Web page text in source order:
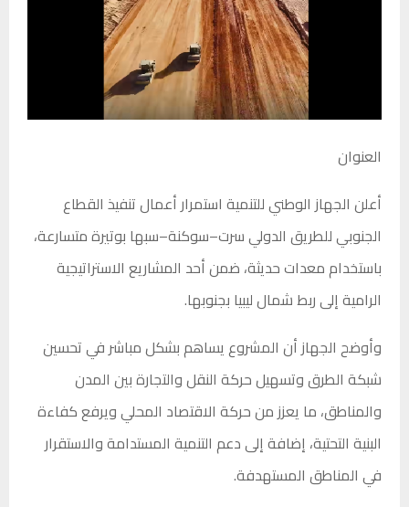
العنوان
أعلن الجهاز الوطني للتنمية استمرار أعمال تنفيذ القطاع
الجنوبي للطريق الدولي سرت–سوكنة–سبها بوتيرة متسارعة،
باستخدام معدات حديثة، ضمن أحد المشاريع الاستراتيجية
الرامية إلى ربط شمال ليبيا بجنوبها.
وأوضح الجهاز أن المشروع يساهم بشكل مباشر في تحسين
شبكة الطرق وتسهيل حركة النقل والتجارة بين المدن
والمناطق، ما يعزز من حركة الاقتصاد المحلي ويرفع كفاءة
البنية التحتية، إضافة إلى دعم التنمية المستدامة والاستقرار
في المناطق المستهدفة.